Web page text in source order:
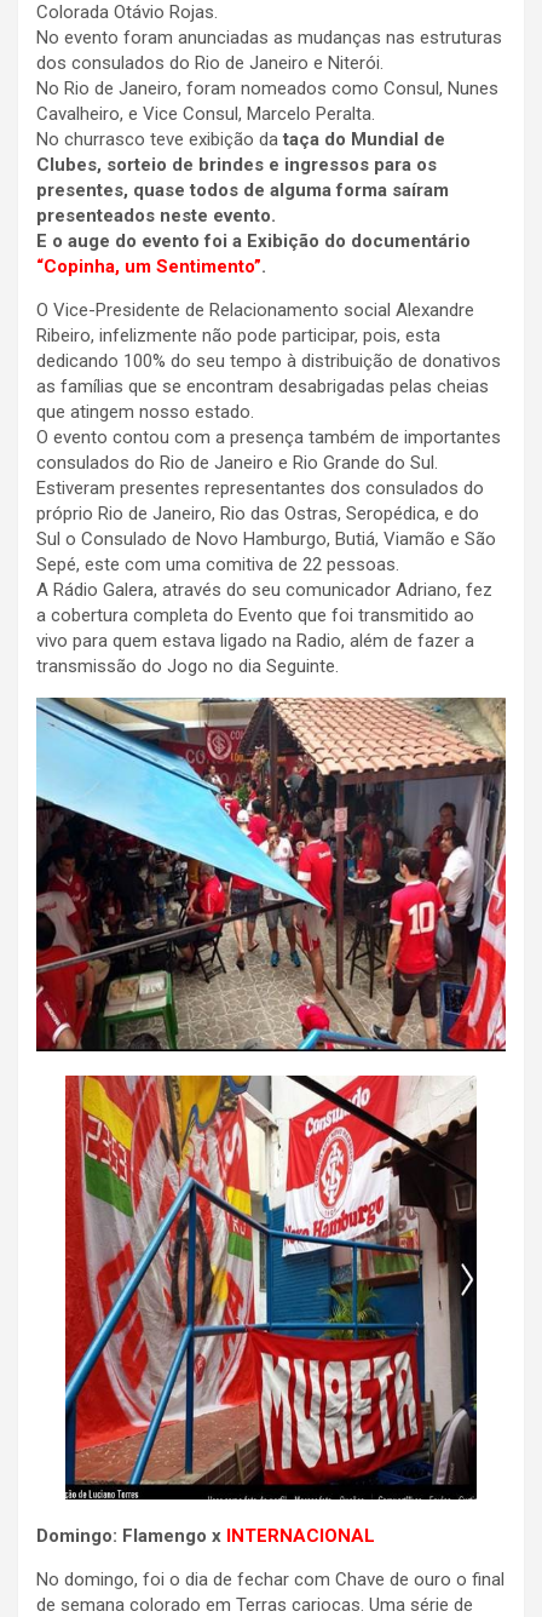
Colorada Otávio Rojas.
No evento foram anunciadas as mudanças nas estruturas
dos consulados do Rio de Janeiro e Niterói.
No Rio de Janeiro, foram nomeados como Consul, Nunes
Cavalheiro, e Vice Consul, Marcelo Peralta.
No churrasco teve exibição dataça do Mundial de
Clubes, sorteio de brindes e ingressos para os
presentes, quase todos de alguma forma saíram
presenteados neste evento.
E o auge do evento foi a Exibição do documentário
“Copinha, um Sentimento”.
O Vice-Presidente de Relacionamento social Alexandre
Ribeiro, infelizmente não pode participar, pois, esta
dedicando 100% do seu tempo à distribuição de donativos
as famílias que se encontram desabrigadas pelas cheias
que atingem nosso estado.
O evento contou com a presença também de importantes
consulados do Rio de Janeiro e Rio Grande do Sul.
Estiveram presentes representantes dos consulados do
próprio Rio de Janeiro, Rio das Ostras, Seropédica, e do
Sul o Consulado de Novo Hamburgo, Butiá, Viamão e São
Sepé, este com uma comitiva de 22 pessoas.
A Rádio Galera, através do seu comunicador Adriano, fez
a cobertura completa do Evento que foi transmitido ao
vivo para quem estava ligado na Radio, além de fazer a
transmissão do Jogo no dia Seguinte.
Domingo: Flamengo x INTERNACIONAL
No domingo, foi o dia de fechar com Chave de ouro o final
de semana colorado em Terras cariocas. Uma série de